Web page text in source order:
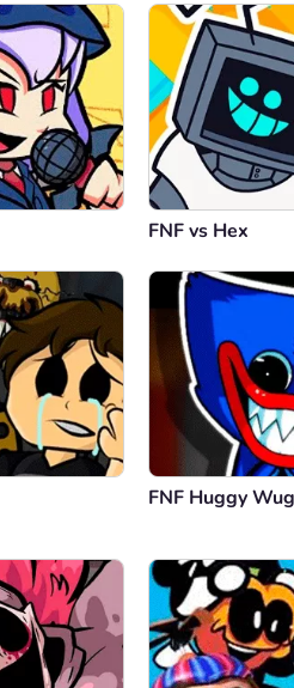
FNF vs Hex
FNF Huggy